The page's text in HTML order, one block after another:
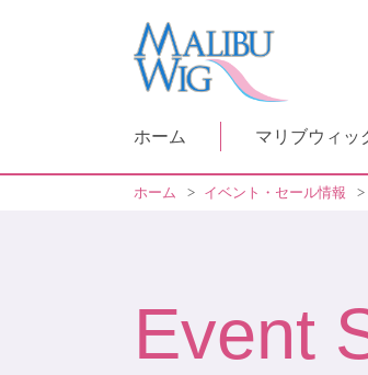
ホーム マリブウィッ
ホーム > イベント・セール情報 >
Event